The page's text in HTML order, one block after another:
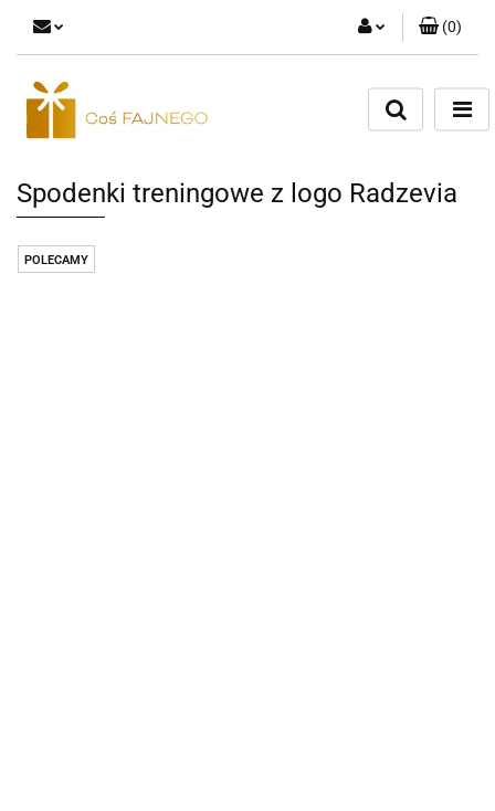
Zaloguj się
(0)
Spodenki treningowe z logo Radzevia
POLECAMY